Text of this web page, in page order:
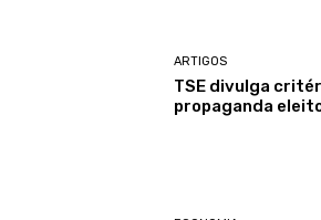
ARTIGOS
TSE divulga
propaganda